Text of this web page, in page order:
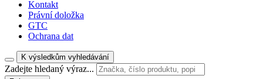
Kontakt
Právní doložka
GTC
Ochrana dat
K výsledkům vyhledávání
Zadejte hledaný výraz...